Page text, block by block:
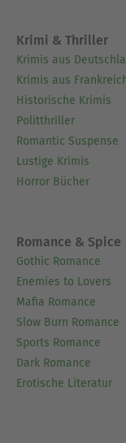
Krimi & Thriller
Krimis aus
Krimis aus
Historische Krimis
Politthriller
Romantic Suspense
Lustige Krimis
Horror Bücher
Romance & Spice
Gothic Romance
Enemies to Lovers
Mafia Romance
Slow Burn Romance
Sports Romance
Dark Romance
Erotische Literatur